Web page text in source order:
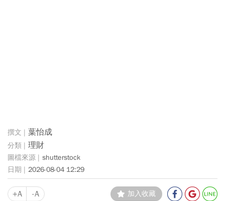
葉怡成
理財
shutterstock
2026-08-04 12:29
+A -A 加入收藏